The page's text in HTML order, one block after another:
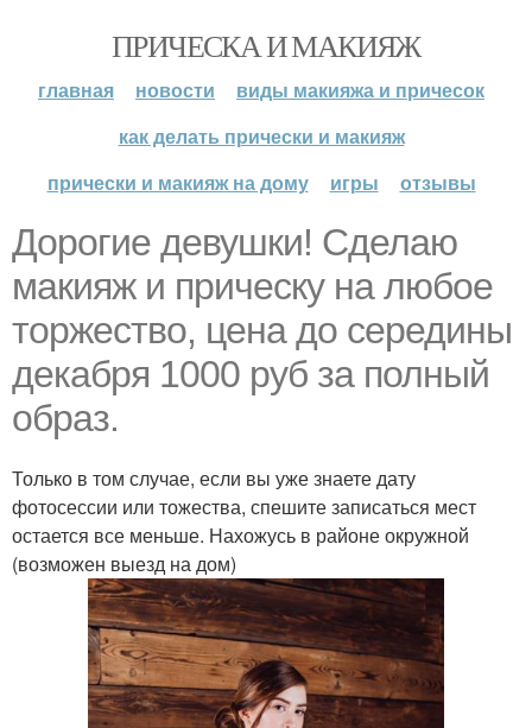
ПРИЧЕСКА И МАКИЯЖ
главная новости
виды макияжа и причесок
как делать прически и макияж
прически и макияж на дому
игры отзывы
Дорогие девушки! Сделаю
макияж и прическу на любое
торжество, цена до середины
декабря 1000 руб за полный
образ.
Только в том случае, если вы уже знаете дату
фотосессии или тожества, спешите записаться мест
остается все меньше. Нахожусь в районе окружной
(возможен выезд на дом)